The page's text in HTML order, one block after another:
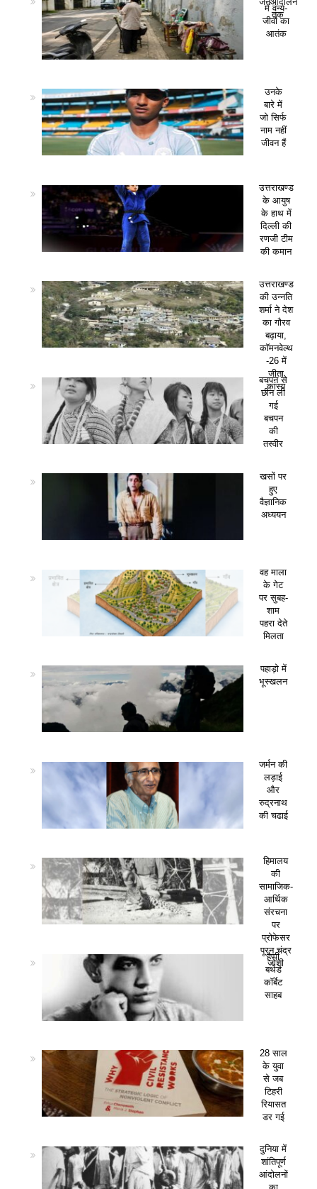
तक
में वन्य-
जीवों का
आतंक
उनके
बारे में
जो सिर्फ
नाम नहीं
जीवन हैं
उत्तराखण्ड
के आयुष
के हाथ में
दिल्ली की
रणजी टीम
की कमान
उत्तराखण्ड
की उन्नति
शर्मा ने देश
का गौरव
बढ़ाया,
कॉमनवेल्थ
-26 में
जीता
कांस्य
बचपन से
छीन ली
गई
बचपन
की
तस्वीर
खसों पर
हुए
वैज्ञानिक
अध्ययन
वह माला
के गेट
पर सुबह-
शाम
पहरा देते
मिलता
पहाड़ो में
भूस्खलन
जर्मन की
लड़ाई
और
रुद्रनाथ
की चढाई
हिमालय
की
सामाजिक-
आर्थिक
संरचना
पर
प्रोफेसर
पूरन चंद्र
जोशी
हैप्पी
बर्थडे
कॉर्बेट
साहब
28 साल
के युवा
से जब
टिहरी
रियासत
डर गई
दुनिया में
शांतिपूर्ण
आंदोलनों